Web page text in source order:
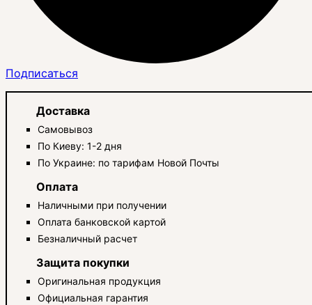
Подписаться
Доставка
Самовывоз
По Киеву: 1-2 дня
По Украине: по тарифам Новой Почты
Оплата
Наличными при получении
Оплата банковской картой
Безналичный расчет
Защита покупки
Оригинальная продукция
Официальная гарантия